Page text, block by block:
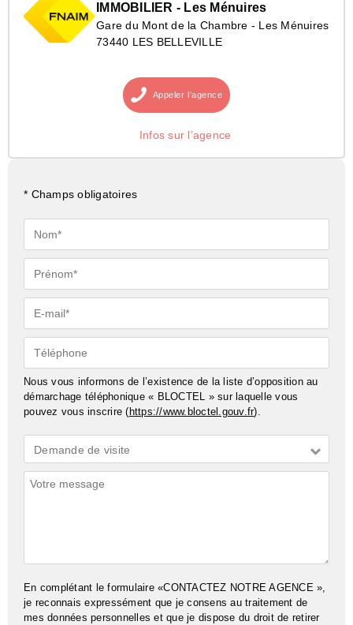
IMMOBILIER - Les Ménuires
Gare du Mont de la Chambre - Les Ménuires
73440 LES BELLEVILLE
Appeler l’agence
Infos sur l’agence
* Champs obligatoires
Nom*
Prénom*
E-
mail*
Téléphone
Nous vous informons de l’existence de la liste d’opposition au
démarchage téléphonique « BLOCTEL » sur laquelle vous
pouvez vous inscrire (https://www.bloctel.gouv.fr).
Demande
*
Demande de visite
Commentaires
En complétant le formulaire «CONTACTEZ NOTRE AGENCE »,
je reconnais expressément que je consens au traitement de
mes données personnelles et que je dispose du droit de retirer